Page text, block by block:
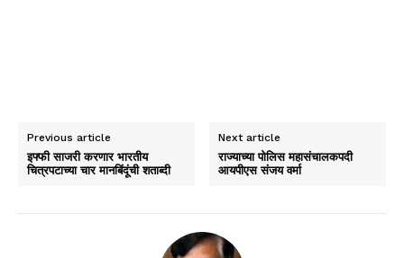
Previous article
इफ्फी साजरी करणार भारतीय
चित्रपटाच्या चार मानबिंदूंची शताब्दी
Next article
राज्याच्या पोलिस महासंचालकपदी
आयपीएस संजय वर्मा